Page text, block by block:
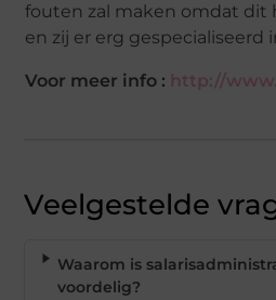
fouten zal maken omdat dit
en zij er erg gespecialiseerd
Voor meer info : http://
Veelgestelde
Waarom is
voordelig?